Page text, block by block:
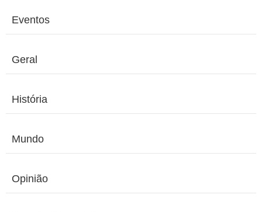
Eventos
Geral
História
Mundo
Opinião